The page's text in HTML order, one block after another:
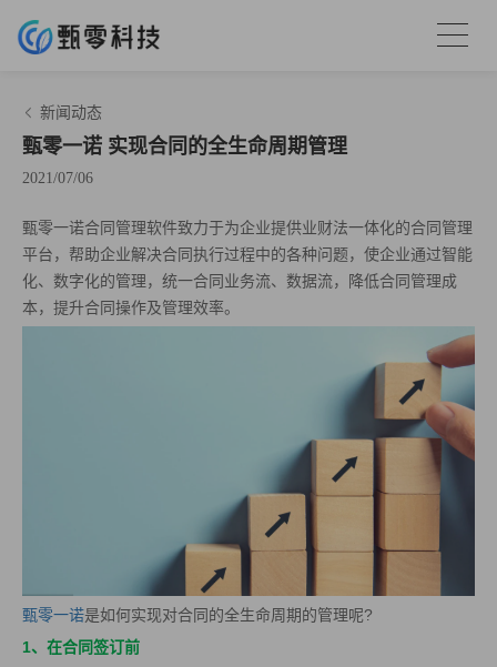
新闻动态
甄零一诺 实现合同的全生命周期管理
2021/07/06
甄零一诺合同管理软件致力于为企业提供业财法一体化的合同管理
平台，帮助企业解决合同执行过程中的各种问题，使企业通过智能
化、数字化的管理，统一合同业务流、数据流，降低合同管理成
本，提升合同操作及管理效率。
甄零一诺是如何实现对合同的全生命周期的管理呢?
1、在合同签订前